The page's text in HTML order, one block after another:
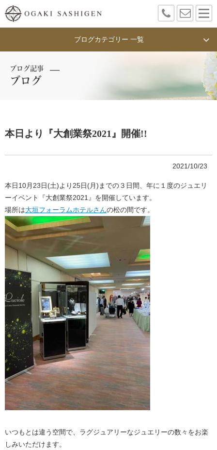
ブログカテゴリー 一覧
ブログ記事
ブログ
本日より『大創業祭2021』開催!!
2021/10/23
本日10月23日(土)より25日(月)までの３日間、年に１度のジュエリ
ーイベント『大創業祭2021』を開催しています。
場所は大垣フォーラムホテルさんの松の間です。
いつもとは違う空間で、ラグジュアリーなジュエリーの数々をお楽
しみいただけます。